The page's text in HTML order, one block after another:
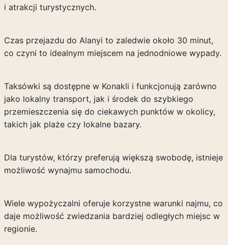
i atrakcji turystycznych.
Czas przejazdu do Alanyi to zaledwie około 30 minut,
co czyni to idealnym miejscem na jednodniowe wypady.
Taksówki są dostępne w Konakli i funkcjonują zarówno
jako lokalny transport, jak i środek do szybkiego
przemieszczenia się do ciekawych punktów w okolicy,
takich jak plaże czy lokalne bazary.
Dla turystów, którzy preferują większą swobodę, istnieje
możliwość wynajmu samochodu.
Wiele wypożyczalni oferuje korzystne warunki najmu, co
daje możliwość zwiedzania bardziej odległych miejsc w
regionie.